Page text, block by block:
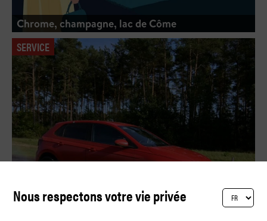
Chrome, champagne, lac de Côme
SERVICE
Nous respectons votre vie privée